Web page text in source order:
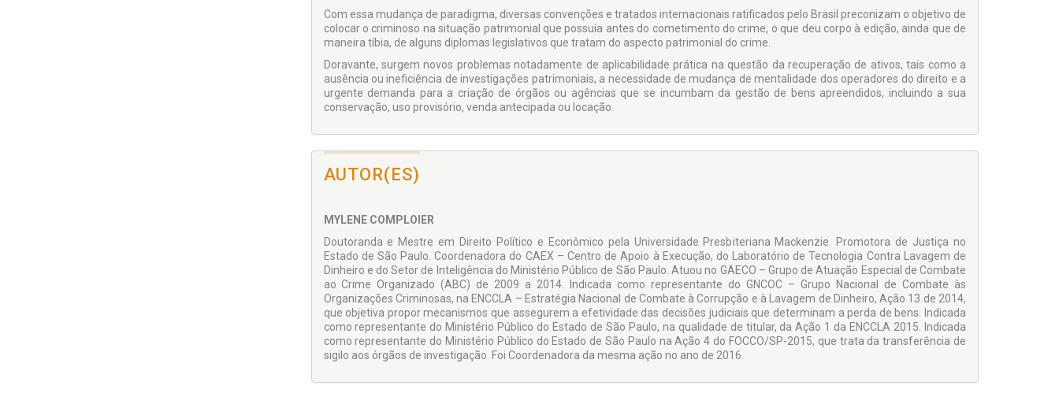
Com essa mudança de paradigma, diversas convenções e tratados internacionais ratificados pelo Brasil preconizam o objetivo de
colocar o criminoso na situação patrimonial que possuía antes do cometimento do crime, o que deu corpo à edição, ainda que de
maneira tíbia, de alguns diplomas legislativos que tratam do aspecto patrimonial do crime.
Doravante, surgem novos problemas notadamente de apli­cabilidade prática na questão da recuperação de ativos, tais como a
ausência ou ineficiência de investigações patrimoniais, a necessidade de mudança de mentalidade dos operadores do direito e a
urgente demanda para a criação de órgãos ou agências que se incumbam da gestão de bens apreendidos, incluindo a sua
conservação, uso provisório, venda antecipada ou locação.
AUTOR(ES)
MYLENE COMPLOIER
Doutoranda e Mestre em Direito Político e Econômico pela Universidade Presbite­riana Mackenzie. Promotora de Justiça no
Estado de São Paulo. Coordenadora do CAEX – Centro de Apoio à Execução, do Laboratório de Tecnologia Contra Lavagem de
Dinheiro e do Setor de Inteligência do Ministério Público de São Paulo. Atuou no GAECO – Grupo de Atuação Especial de Combate
ao Crime Organizado (ABC) de 2009 a 2014. Indicada como representante do GNCOC – Grupo Nacional de Com­bate às
Organizações Crimi­nosas, na ENCCLA – Estraté­gia Nacional de Combate à Corrupção e à Lavagem de Dinheiro, Ação 13 de 2014,
que objetiva propor mecanismos que assegurem a efetividade das decisões judiciais que determinam a perda de bens. Indicada
como representante do Ministério Público do Estado de São Paulo, na quali­dade de titular, da Ação 1 da ENCCLA 2015. Indicada
como representante do Ministério Público do Estado de São Paulo na Ação 4 do FOCCO/SP-2015, que trata da transferência de
sigilo aos órgãos de investigação. Foi Coordenadora da mes­ma ação no ano de 2016.